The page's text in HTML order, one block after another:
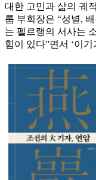
대한 고민과 삶의 궤
룹 부회장은 “성별,
는 펠르랭의 서사는
힘이 있다”면서 ‘이